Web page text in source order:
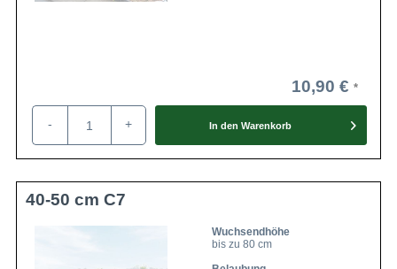
10,90 €
- + In den Warenkorb
40-50 cm C7
Wuchsendhöhe
bis zu 80 cm